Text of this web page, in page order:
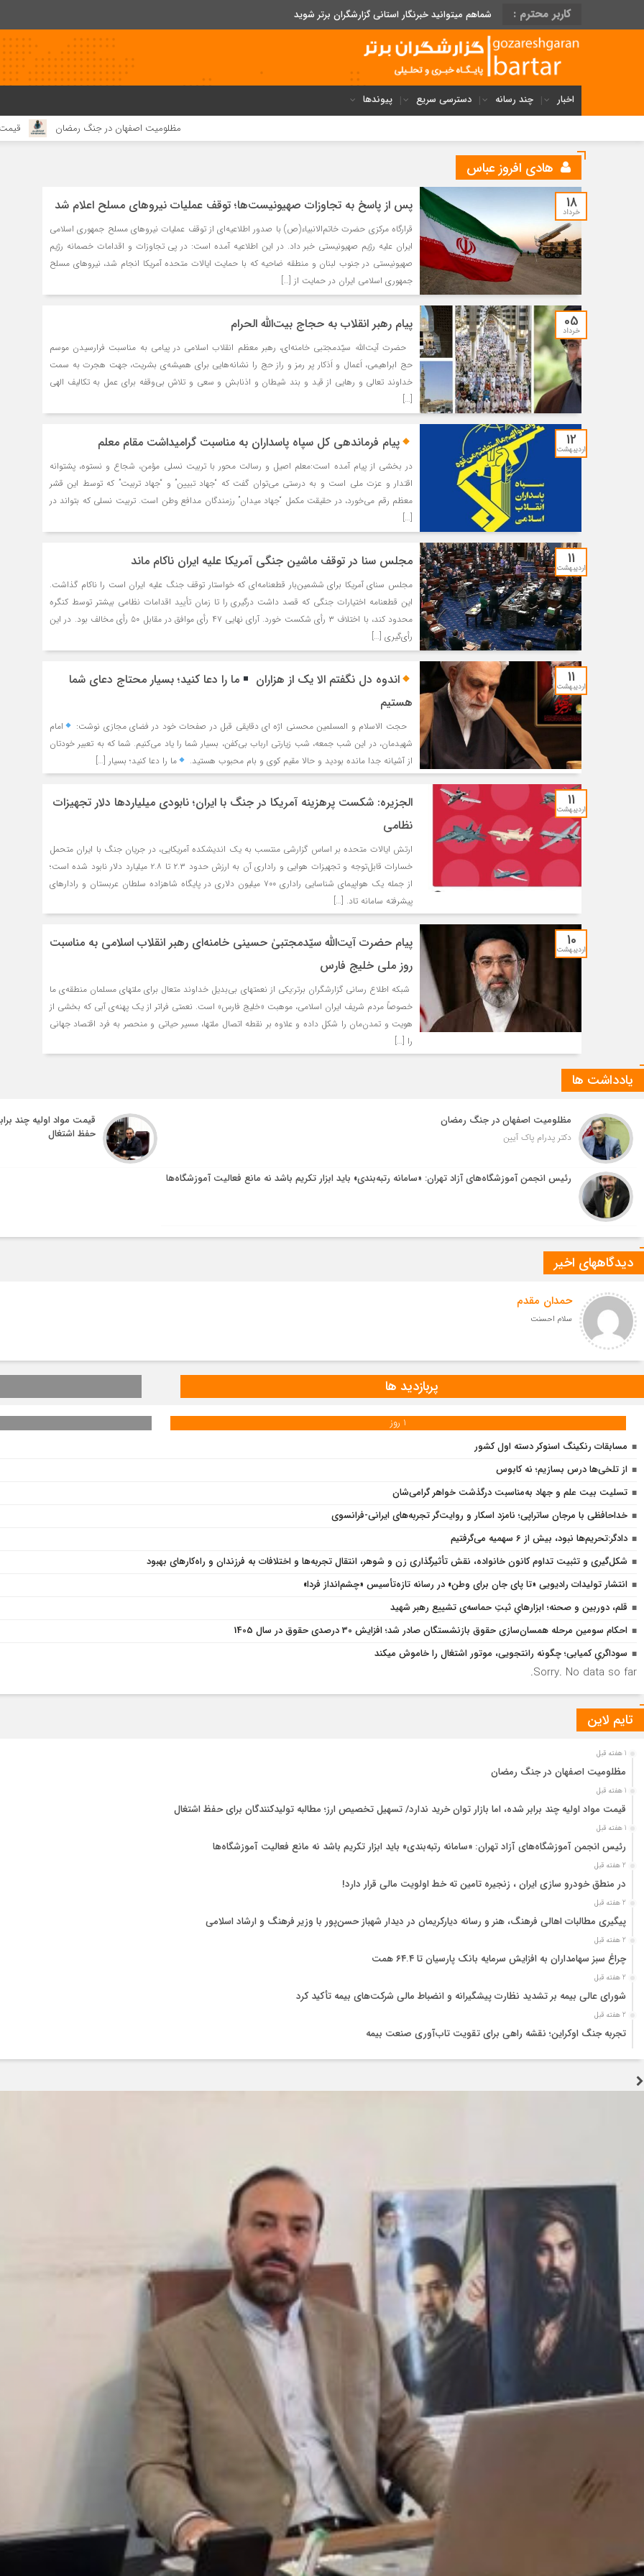
کاربر محترم : شماهم میتوانید خبرنگار استانی گزارشگران برتر شوید
اخبار چند رسانه دسترسی سریع پیوندها
مظلومیت اصفهان در جنگ رمضان قیمت مواد اولیه چند برابر شده،
هادی افروز عباس
18
خرداد پس از پاسخ به تجاوزات صهیونیست‌ها؛ توقف عملیات نیروهای مسلح اعلام شد
قرارگاه مرکزی حضرت خاتم‌الانبیاء(ص) با صدور اطلاعیه‌ای از توقف عملیات نیروهای مسلح جمهوری اسلامی
ایران علیه رژیم صهیونیستی خبر داد. در این اطلاعیه آمده است: در پی تجاوزات و اقدامات خصمانه رژیم
صهیونیستی در جنوب لبنان و منطقه ضاحیه که با حمایت ایالات متحده آمریکا انجام شد، نیروهای مسلح
جمهوری اسلامی ایران در حمایت از […]
05
خرداد پیام رهبر انقلاب به حجاج بیت‌الله الحرام
حضرت آیت‌الله سیّدمجتبی خامنه‌ای، رهبر معظم انقلاب اسلامی در پیامی به مناسبت فرارسیدن موسم
حج ابراهیمی، اَعمال و اَذکار پر رمز و راز حج را نشانه‌هایی برای همیشه‌ی بشریت، جهت هجرت به سمت
خداوند تعالی و رهایی از قید و بند شیطان و اذنابش و سعی و تلاش بی‌وقفه برای عمل به تکالیف الهی
[…]
12
اردیبهشت پیام فرماندهی کل سپاه پاسداران به مناسبت گرامیداشت مقام معلم
در بخشی از پیام آمده است:معلم اصیل و رسالت محور با تربیت نسلی مؤمن، شجاع و نستوه، پشتوانه
اقتدار و عزت ملی است و به درستی می‌توان گفت که “جهاد تبیین” و “جهاد تربیت” که توسط این قشر
معظم رقم می‌خورد، در حقیقت مکمل “جهاد میدان” رزمندگان مدافع وطن است. تربیت نسلی که بتواند در
[…]
11
اردیبهشت مجلس سنا در توقف ماشین جنگی آمریکا علیه ایران ناکام ماند
مجلس سنای آمریکا برای ششمین‌بار قطعنامه‌ای که خواستار توقف جنگ علیه ایران است را ناکام گذاشت.
این قطعنامه اختیارات جنگی که قصد داشت درگیری را تا زمان تأیید اقدامات نظامی بیشتر توسط کنگره
محدود کند، با اختلاف ۳ رأی شکست خورد. آرای نهایی ۴۷ رأی موافق در مقابل ۵۰ رأی مخالف بود. در این
رأی‌گیری […]
11
اردیبهشت اندوه دل نگفتم الا یک از هزاران
ما را دعا کنید؛ بسیار محتاج دعای شما
هستیم
حجت الاسلام و المسلمین محسنی اژه ای دقایقی قبل در صفحات خود در فضای مجازی نوشت:
امام
شهیدمان، در این شب جمعه، شب زیارتی ارباب بی‌کفن، بسیار شما را یاد می‌کنیم. شما که به تعبیر خودتان
از آشیانه جدا مانده بودید و حالا مقیم کوی و بام محبوب هستید.
ما را دعا کنید؛ بسیار […]
11
اردیبهشت
الجزیره: شکست پرهزینه آمریکا در جنگ با ایران؛ نابودی میلیاردها دلار تجهیزات
نظامی
ارتش ایالات متحده بر اساس گزارشی منتسب به یک اندیشکده آمریکایی، در جریان جنگ با ایران متحمل
خسارات قابل‌توجه و تجهیزات هوایی و راداری آن به ارزش حدود ۲.۳ تا ۲.۸ میلیارد دلار نابود شده است؛
از جمله یک هواپیمای شناسایی راداری ۷۰۰ میلیون دلاری در پایگاه شاهزاده سلطان عربستان و رادارهای
پیشرفته سامانه تاد. […]
10
اردیبهشت
پیام حضرت آیت‌الله سیّدمجتبیٰ حسینی خامنه‌ای رهبر انقلاب اسلامی به مناسبت
روز ملی خلیج فارس
‌ شبکه اطلاع رسانی گزارشگران برتر:یکی از نعمتهای بی‌بدیل خداوند متعال برای ملتهای مسلمان منطقه‌ی ما
خصوصاً مردم شریف ایران اسلامی، موهبت «خلیج فارس» است. نعمتی فراتر از یک پهنه‌ی آبی که بخشی از
هویت و تمدن‌مان را شکل داده و علاوه بر نقطه اتصال ملتها، مسیر حیاتی و منحصر به فرد اقتصاد جهانی
را […]
یادداشت ها
مظلومیت اصفهان در جنگ رمضان
دکتر پدرام پاک آیین
قیمت مواد اولیه چند
حفظ اشتغال
رئیس انجمن آموزشگاه‌های آزاد تهران: «سامانه رتبه‌بندی» باید ابزار تکریم باشد نه مانع فعالیت آموزشگاه‌ها
دیدگاههای اخیر
حمدان مقدم
سلام احسنت
پربازدید ها
1 روز
مسابقات رنکینگ اسنوکر دسته اول کشور
از تلخی‌ها درس بسازیم؛ نه کابوس
تسلیت بیت علم و جهاد به‌مناسبت درگذشت خواهر گرامی‌شان
خداحافظی با مرجان ساتراپی؛ نامزد اسکار و روایت‌گر تجربه‌های ایرانی-فرانسوی
دادگر:تحریم‌ها نبود، بیش از 6 سهمیه می‌گرفتیم
شکل‌گیری و تثبیت تداوم کانون خانواده، نقش تأثیرگذاری زن و شوهر، انتقال تجربه‌ها و اختلافات به فرزندان و راه‌کارهای بهبود
انتشار تولیدات رادیویی «تا پای جان برای وطن» در رسانه تازه‌تأسیس «چشم‌انداز فردا»
قلم، دوربین و صحنه؛ ابزارهایِ ثبتِ حماسه‌ی تشییع رهبر شهید
احکام سومین مرحله همسان‌سازی حقوق بازنشستگان صادر شد؛ افزایش 30 درصدی حقوق در سال 1405
سوداگریِ کمیابی؛ چگونه رانتجویی، موتور اشتغال را خاموش میکند
Sorry. No data so far.
تایم لاین
1 هفته قبل
مظلومیت اصفهان در جنگ رمضان
1 هفته قبل
قیمت مواد اولیه چند برابر شده، اما بازار توان خرید ندارد/ تسهیل تخصیص ارز؛ مطالبه تولیدکنندگان برای حفظ اشتغال
1 هفته قبل
رئیس انجمن آموزشگاه‌های آزاد تهران: «سامانه رتبه‌بندی» باید ابزار تکریم باشد نه مانع فعالیت آموزشگاه‌ها
2 هفته قبل
در منطق خودرو سازی ایران ، زنجیره تامین ته خط اولویت مالی قرار دارد!
2 هفته قبل
پیگیری مطالبات اهالی فرهنگ، هنر و رسانه دیارکریمان در دیدار شهباز حسن‌پور با وزیر فرهنگ و ارشاد اسلامی
2 هفته قبل
چراغ سبز سهامداران به افزایش سرمایه بانک پارسیان تا ۶۴.۴ همت
2 هفته قبل
شورای عالی بیمه بر تشدید نظارت پیشگیرانه و انضباط مالی شرکت‌های بیمه تأکید کرد
2 هفته قبل
تجربه جنگ اوکراین؛ نقشه راهی برای تقویت تاب‌آوری صنعت بیمه
2 هفته قبل
سوداگریِ کمیابی؛ چگونه رانتجویی، موتور اشتغال را خاموش میکند
سرمایه‌گذاری، نقدینگی، فناوری و نیروی انسانی؛ چهار بحران همزمان صنعت خودرو
تسهیل تردد زائران؛ احتمال تداوم رایگان بودن مترو تهران تا پایان اربعین
شاعرِ خوزستانی با سه زبان و سه نماد؛ سبهانی: خاک و آب شناسنامه هویت ایرانی است